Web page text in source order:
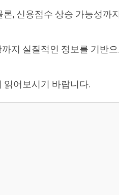
, 신용점수 상승 가능성까
지 실질적인 정보를 기반
읽어보시기 바랍니다.